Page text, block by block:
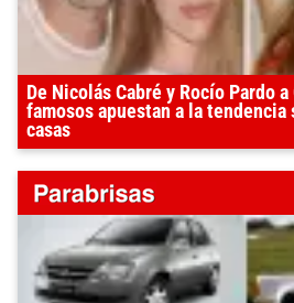
De Nicolás Cabré y Rocío Pardo
famosos apuestan a la tendencia
casas